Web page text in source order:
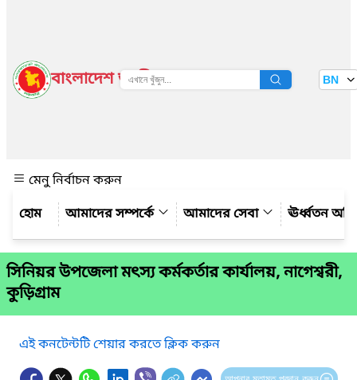
বাংলাদেশ জাতীয় তথ্য বাতায়ন BN
মেনু নির্বাচন করুন
আমাদের সম্পর্কে
আমাদের সেবা ঊর্ধ্বতন
সিনিয়র উপজেলা মৎস্য কর্মকর্তার কার্যালয়, নাগেশ্বরী,
কুড়িগ্রাম
এই কনটেন্টটি শেয়ার করতে ক্লিক করুন